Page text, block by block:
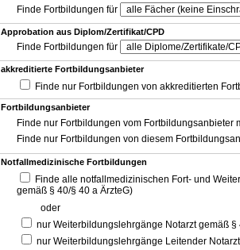
Finde Fortbildungen für
Approbation aus Diplom/Zertifikat/CPD
Finde Fortbildungen für
akkreditierte Fortbildungsanbieter
Finde nur Fortbildungen von akkreditierten
Fortbildungsanbieter
Finde nur Fortbildungen vom Fortbildungsanbieter
Finde nur Fortbildungen von diesem
Notfallmedizinische Fortbildungen
Finde alle notfallmedizinischen Fort- und
gemäß § 40/§ 40 a ÄrzteG)
oder
nur Weiterbildungslehrgänge Notarzt gemäß §
nur Weiterbildungslehrgänge Leitender